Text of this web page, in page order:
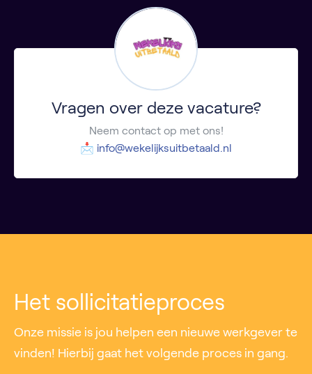
Vragen over deze vacature?
Neem contact op met ons!
📩 info@wekelijksuitbetaald.nl
Het sollicitatieproces
Onze missie is jou helpen een nieuwe werkgever te
vinden! Hierbij gaat het volgende proces in gang.